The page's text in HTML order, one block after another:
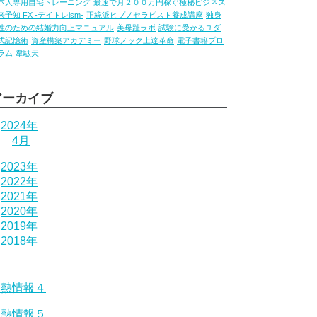
人専用自宅トレーニング 最速で月２００万円稼ぐ極秘ビジネス
予知 FX -デイトレism- 正統派ヒプノセラピスト養成講座 独身
のための結婚力向上マニュアル 美母趾ラボ 試験に受かるユダ
記憶術 資産構築アカデミー 野球ノック上達革命 電子書籍プロ
ム 韋駄天
ーカイブ
2024年
4月
2023年
2022年
2021年
2020年
2019年
2018年
情報４
情報５